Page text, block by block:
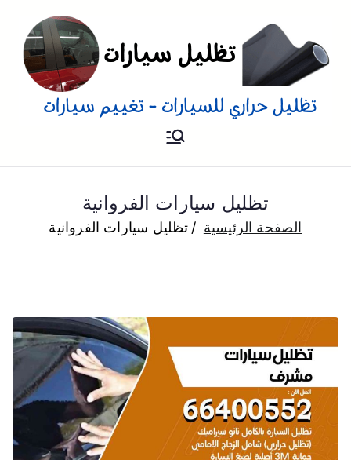
للسيارات
تظليل سيارات الفروانية
الصفحة الرئيسية تظليل سيارات الفروانية